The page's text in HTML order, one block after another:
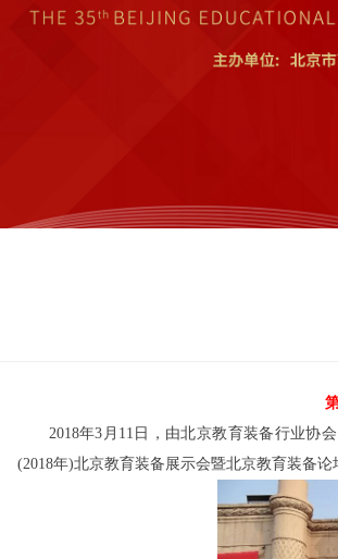
2018年3月11日，由北京教育装备行业协会
(2018年)北京教育装备展示会暨北京教育装备